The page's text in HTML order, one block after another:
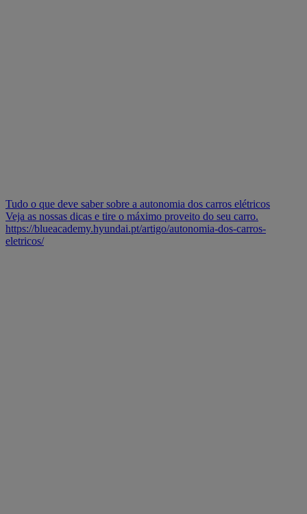
Tudo o que deve saber sobre a autonomia dos carros elétricos
Veja as nossas dicas e tire o máximo proveito do seu carro.
https://blueacademy.hyundai.pt/artigo/autonomia-dos-carros-
eletricos/